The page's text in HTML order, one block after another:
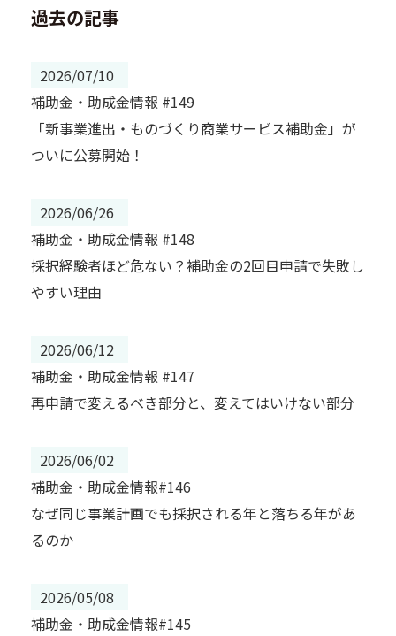
過去の記事
2026/07/10
補助金・助成金情報 #149
「新事業進出・ものづくり商業サービス補助金」が
ついに公募開始！
2026/06/26
補助金・助成金情報 #148
採択経験者ほど危ない？補助金の2回目申請で失敗し
やすい理由
2026/06/12
補助金・助成金情報 #147
再申請で変えるべき部分と、変えてはいけない部分
2026/06/02
補助金・助成金情報#146
なぜ同じ事業計画でも採択される年と落ちる年があ
るのか
2026/05/08
補助金・助成金情報#145